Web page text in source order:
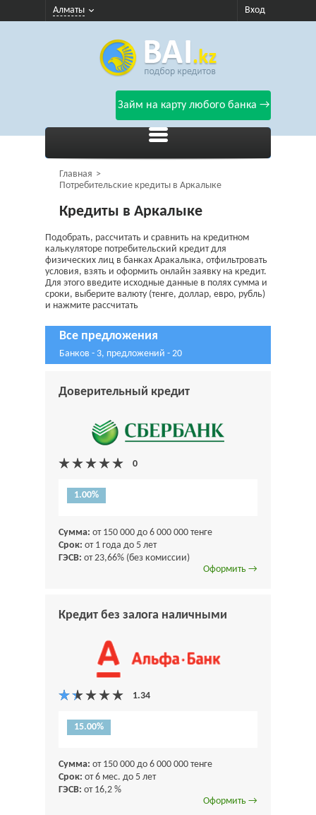
Алматы Вход
Займ на карту любого банка →
Главная
Потребительские кредиты в Аркалыке
Кредиты в Аркалыке
Подобрать, рассчитать и сравнить на кредитном
калькуляторе потребительский кредит для
физических лиц в банках Аракалыка, отфильтровать
условия, взять и оформить онлайн заявку на кредит.
Для этого введите исходные данные в полях сумма и
сроки, выберите валюту (тенге, доллар, евро, рубль)
и нажмите рассчитать
Все предложения
Банков - 3, предложений - 20
Доверительный кредит
1.00%
Сумма: от 150 000 до 6 000 000 тенге
Срок: от 1 года до 5 лет
ГЭСВ: от 23,66% (без комиссии)
Оформить →
Кредит без залога наличными
15.00%
Сумма: от 150 000 до 6 000 000 тенге
Срок: от 6 мес. до 5 лет
ГЭСВ: от 16,2 %
Оформить →